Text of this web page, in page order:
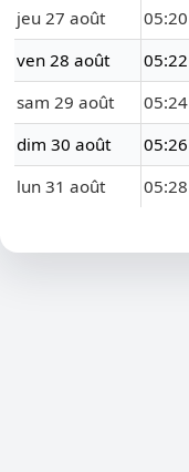
jeu 27 août
05:20
ven 28 août
05:22
sam 29 août
05:24
dim 30 août
05:26
lun 31 août
05:28